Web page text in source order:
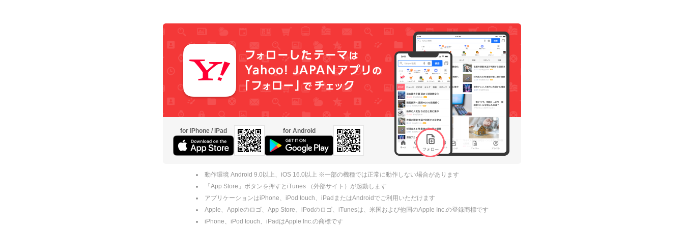
for iPhone / iPad for Android
動作環境 Android 9.0以上、iOS 16.0以上 ※一部の機種では正常に動作しない場合があります
「App Store」ボタンを押すとiTunes （外部サイト）が起動します
アプリケーションはiPhone、iPod touch、iPadまたはAndroidでご利用いただけます
Apple、Appleのロゴ、App Store、iPodのロゴ、iTunesは、米国および他国のApple Inc.の登録商標です
iPhone、iPod touch、iPadはApple Inc.の商標です